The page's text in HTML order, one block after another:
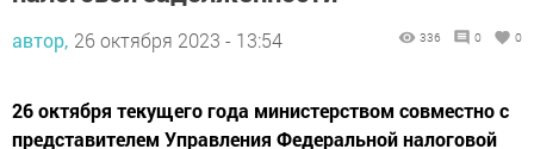
автор, 26 октября 2023 - 13:54 336 0 0
26 октября текущего года министерством совместно с
представителем Управления Федеральной налоговой